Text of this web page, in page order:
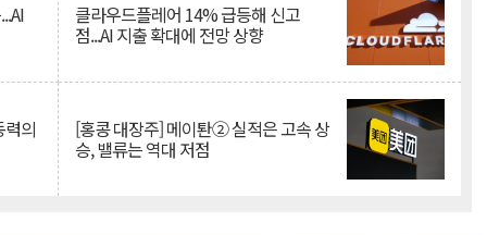
클라우드플레어 14% 급등해 신고
점...AI 지출 확대에 전망 상향
의 [홍콩 대장주] 메이퇀② 실적은 고속 상
승, 밸류는 역대 저점